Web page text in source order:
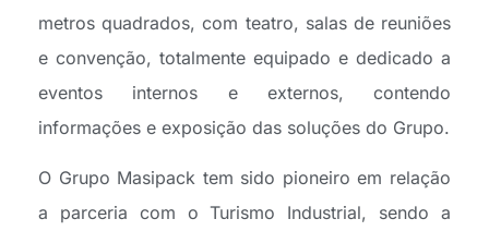
metros quadrados, com teatro, salas de reuniões
e convenção, totalmente equipado e dedicado a
eventos internos e externos, contendo
informações e exposição das soluções do Grupo.
O Grupo Masipack tem sido pioneiro em relação
a parceria com o Turismo Industrial, sendo a